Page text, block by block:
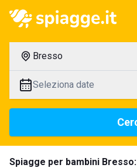
Bresso
Seleziona date
Spiagge per bambini